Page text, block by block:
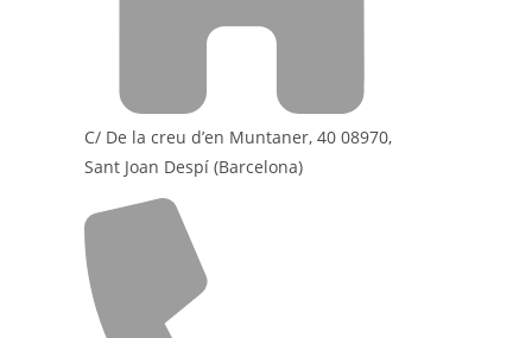
C/ De la creu d’en Muntaner, 40 08970,
Sant Joan Despí (Barcelona)